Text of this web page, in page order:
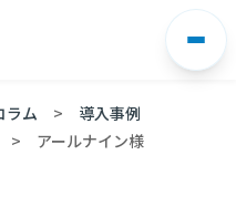
ラム
導入事例
アールナイン様